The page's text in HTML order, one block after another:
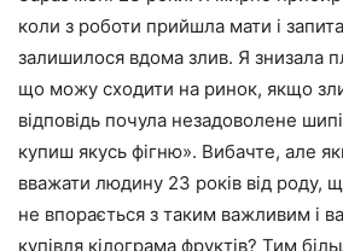
коли з роботи прийшла мати і
залишилося вдома злив. Я знизала
що можу сходити на ринок, якщо
відповідь почула незадоволене
купиш якусь фігню». Вибачте, але
вважати людину 23 років від роду,
не впорається з таким важливим і
купівля кілограма фруктів? Тим